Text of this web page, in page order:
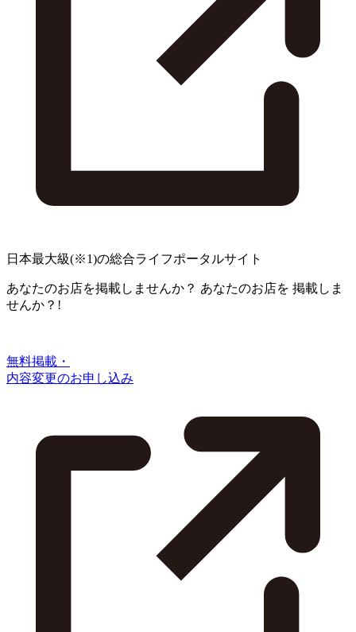
日本最大級(※1)の総合ライフポータルサイト
あなたのお店を掲載しませんか？ あなたのお店を 掲載しま
せんか？!
無料掲載・
内容変更のお申し込み